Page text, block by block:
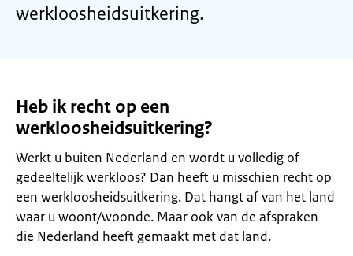
werkloosheidsuitkering.
Heb ik recht op een
werkloosheidsuitkering?
Werkt u buiten Nederland en wordt u volledig of
gedeeltelijk werkloos? Dan heeft u misschien recht op
een werkloosheidsuitkering. Dat hangt af van het land
waar u woont/woonde. Maar ook van de afspraken
die Nederland heeft gemaakt met dat land.